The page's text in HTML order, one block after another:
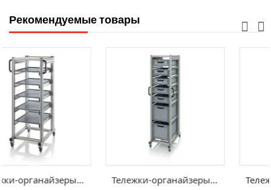
Рекомендуемые товары
Тележки-органайзеры для евроконтейнеров, 134 см, SE 134 U Тележки-органайзеры для евроконтейнеров, 200 см, SE 200 643212